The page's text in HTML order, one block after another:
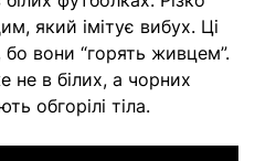
який імітує вибух. Ці
бо вони “горять живцем”.
не в білих, а чорних
обгорілі тіла.